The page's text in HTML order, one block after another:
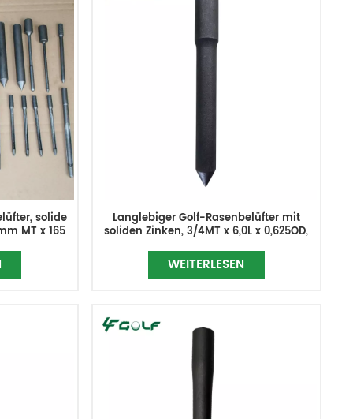
solide
MT x 165
Langlebiger Golf-Rasenbelüfter mit
soliden Zinken, 3/4MT x 6,0L x 0,625OD,
WEITERLESEN